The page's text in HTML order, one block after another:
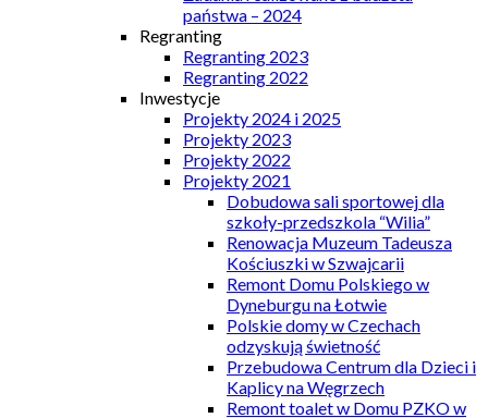
państwa – 2024
Regranting
Regranting 2023
Regranting 2022
Inwestycje
Projekty 2024 i 2025
Projekty 2023
Projekty 2022
Projekty 2021
Dobudowa sali sportowej dla
szkoły-przedszkola “Wilia”
Renowacja Muzeum Tadeusza
Kościuszki w Szwajcarii
Remont Domu Polskiego w
Dyneburgu na Łotwie
Polskie domy w Czechach
odzyskują świetność
Przebudowa Centrum dla Dzieci i
Kaplicy na Węgrzech
Remont toalet w Domu PZKO w